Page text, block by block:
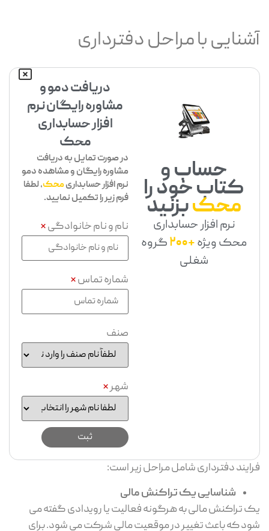
آشنایی با مراحل دفترداری
حساب و
کتاب خود را
محکبزنید
نرم افزار حسابداری
محک ویژه+200
گروه
شغلی
دریافت دمو و
مشاوره رایگان نرم
افزار حسابداری
محک
در صورت تمایل به دریافت
مشاوره رایگان و مشاهده دمو
نرم افزار حسابداریمحک، لطفا
فرم زیر را تکمیل نمایید.
نام و نام خانوادگی*
شماره تماس*
صنف
شهر*
فرایند دفترداری شامل مراحل زیر است:
شناسایی یک تراکنش مالی
یک تراکنش مالی به هرگونه فعالیت یا رویدادی گفته می
شود که باعث تغییر در موقعیت مالی شرکت می شود. برای